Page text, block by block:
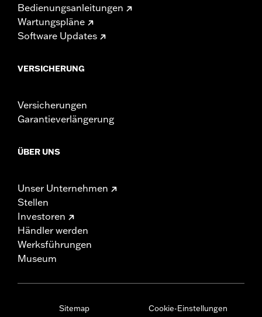
Bedienungsanleitungen
Wartungspläne
Software Updates
VERSICHERUNG
Versicherungen
Garantieverlängerung
ÜBER UNS
Unser Unternehmen
Stellen
Investoren
Händler werden
Werksführungen
Museum
Sitemap Cookie-Einstellungen